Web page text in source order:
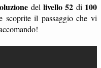
del livello 52 di 100
scoprite il passaggio che vi